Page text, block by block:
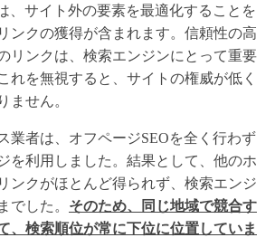
、サイト外の要素を最適化することを
ンクの獲得が含まれます。信頼性の高
リンクは、検索エンジンにとって重要
れを無視すると、サイトの権威が低く
ません。
業者は、オフページSEOを全く行わず
を利用しました。結果として、他のホ
ンクがほとんど得られず、検索エンジ
でした。 そのため、同じ地域で競合す
、検索順位が常に下位に位置していま